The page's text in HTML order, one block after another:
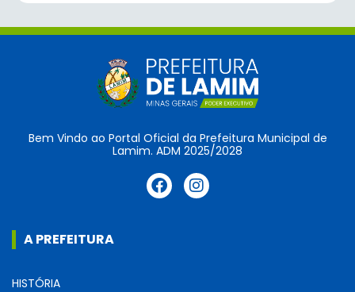
Bem Vindo ao Portal Oficial da Prefeitura Municipal de
Lamim. ADM 2025/2028
A PREFEITURA
HISTÓRIA